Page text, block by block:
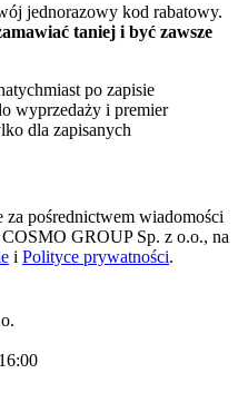
jednorazowy kod rabatowy.
taniej i być zawsze
po zapisie
wyprzedaży i premier
dla zapisanych
za pośrednictwem wiadomości
GROUP Sp. z o.o., na
i Polityce prywatności.